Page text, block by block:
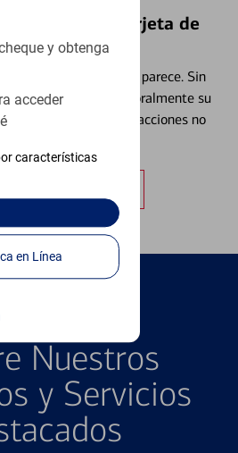
y obtenga
acceder
características
Continúe para entrar en la Banca en Línea
una Tarjeta de
Débito⁴
más común de lo que parece. Sin
y desbloquear temporalmente su
a prevenir transacciones no
más información
DESTACADOS
Nuestros
y Servicios